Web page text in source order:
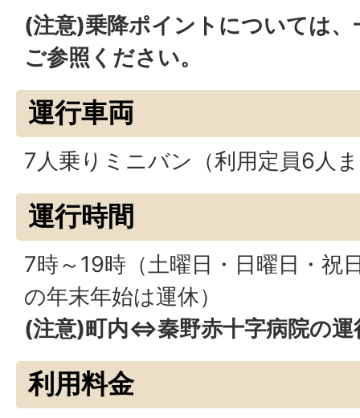
(注意)乗降ポイントについては
ご参照ください。
運行車両
7人乗りミニバン（利用定員6人
運行時間
7時～19時（土曜日・日曜日・祝
の年末年始は運休）
(注意)町内⇔秦野赤十字病院の運
利用料金